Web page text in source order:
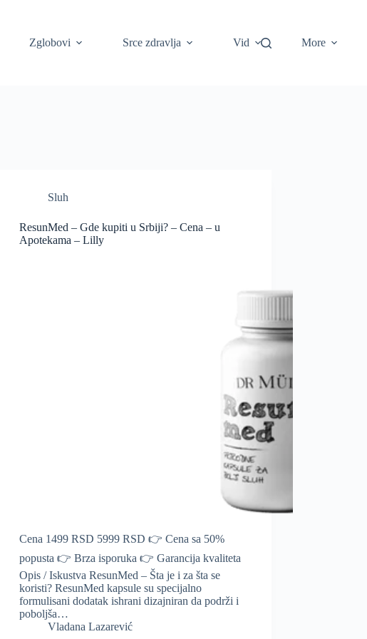
Zglobovi Srce zdravlja Vid More
Sluh
ResunMed – Gde kupiti u Srbiji? – Cena – u
Apotekama – Lilly
Cena 1499 RSD 5999 RSD 👉 Cena sa 50%
popusta 👉 Brza isporuka 👉 Garancija kvaliteta
Opis / Iskustva ResunMed – Šta je i za šta se
koristi? ResunMed kapsule su specijalno
formulisani dodatak ishrani dizajniran da podrži i
poboljša…
Vladana Lazarević